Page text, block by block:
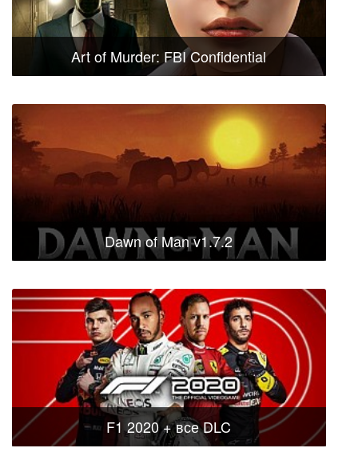
Art of Murder: FBI Confidential
Dawn of Man v1.7.2
F1 2020 + все DLC